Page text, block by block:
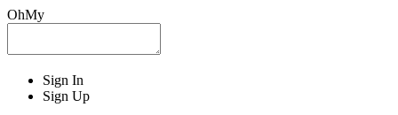
OhMy
Sign In
Sign Up